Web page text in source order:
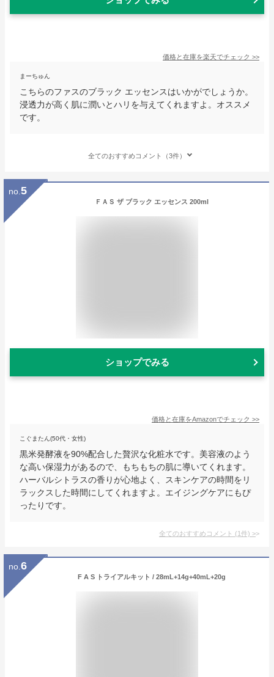
価格と在庫を楽天でチェック >>
まーちゅん
こちらのファスのブラック エッセンスはいかがでしょうか。
浸透力が高く肌に潤いとハリを与えてくれますよ。オススメ
です。
全てのおすすめコメント（3件）
no. 5
ＦＡＳ ザ ブラック エッセンス 200ml
ショップでみる
価格と在庫をAmazonでチェック >>
こぐまたん(50代・女性)
黒米発酵液を90%配合した贅沢な化粧水です。美容液のよう
な高い保湿力があるので、もちもちの肌に導いてくれます。
ハーバルシトラスの香りが心地よく、スキンケアの時間をリ
ラックスした時間にしてくれますよ。エイジングケアにもぴ
ったりです。
全てのおすすめコメント (1件) >
no. 6
F A S トライアルキット / 28mL+14g+40mL+20g